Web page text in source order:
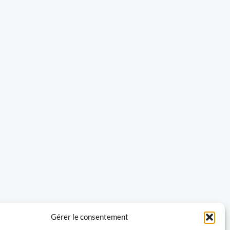
Gérer le consentement